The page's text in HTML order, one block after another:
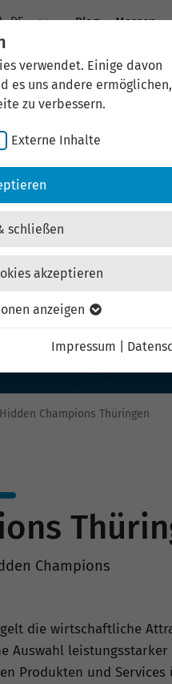
verwendet. Einige davon
es uns andere
zu verbessern.
Externe Inhalte
schließen
akzeptieren
anzeigen
Impressum
DE Blog Messen
Freistaats.
Hidden Champions Thüringen
Champions
die wirtschaftliche
Produkten und Services